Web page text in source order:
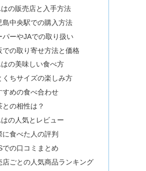
の販売店と入手方法
島中央駅での購入方法
パーやJAでの取り扱い
での取り寄せ方法と価格
の美味しい食べ方
くちサイズの楽しみ方
すめの食べ合わせ
との相性は？
の人気とレビュー
に食べた人の評判
での口コミまとめ
店ごとの人気商品ランキング